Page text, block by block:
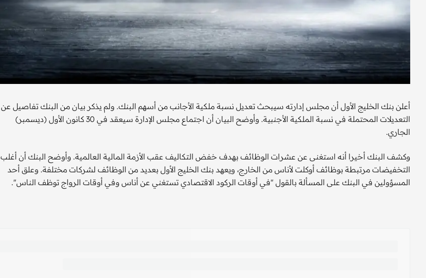
أعلن بنك الخليج الأول أن مجلس إدارته سيبحث تعديل نسبة ملكية الأجانب من أسهم البنك. ولم يذكر بيان من البنك تفاصيل عن
التعديلات المحتملة في نسبة الملكية الأجنبية. وأوضح البيان أن اجتماع مجلس الإدارة سيعقد في 30 كانون الأول (ديسمبر)
الجاري.
وكشف البنك أخيرا أنه استغنى عن عشرات الوظائف بهدف خفض التكاليف عقب الأزمة المالية العالمية. وأوضح البنك أن أغلب
التخفيضات مرتبطة بوظائف أوكلت لأناس من الخارج، ويعهد بنك الخليج الأول بعديد من الوظائف لشركات مختلفة. وعلق أحد
المسؤولين في البنك على المسألة بالقول "في أوقات الركود الاقتصادي تستغني عن أناس وفي أوقات الرواج توظف الناس".